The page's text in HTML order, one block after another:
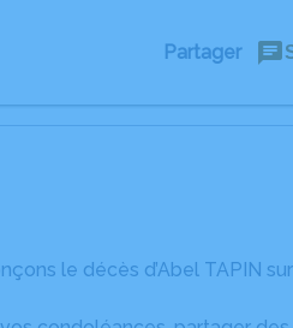
Partager
le décès d’Abel TAPIN